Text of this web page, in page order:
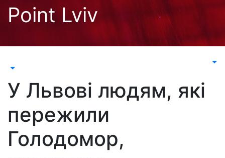
Перейти
Point Lviv
У Львові людям, які
пережили
Голодомор,